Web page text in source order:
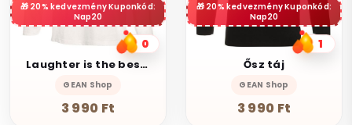
20% kedvezmény Kuponkód:
Nap20
0
Laughter is the best medicine
GEAN Shop
3 990 Ft
20% kedvezmény Kuponkód:
Nap20
1
Ősz táj
GEAN Shop
3 990 Ft